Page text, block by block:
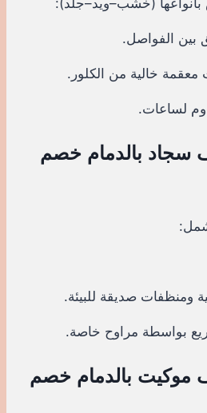
بين الفواصل.
خالية من الكلور.
لساعات.
سجاد بالدمام خصم
ومنظفات صديقة للبيئة.
بواسطة مراوح خاصة.
موكيت بالدمام خصم